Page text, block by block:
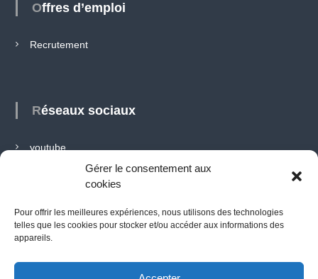
Gérer le consentement aux
cookies
Pour offrir les meilleures expériences, nous utilisons des technologies
telles que les cookies pour stocker et/ou accéder aux informations des
appareils.
Offres d’emploi
Recrutement
Réseaux sociaux
youtube
Français